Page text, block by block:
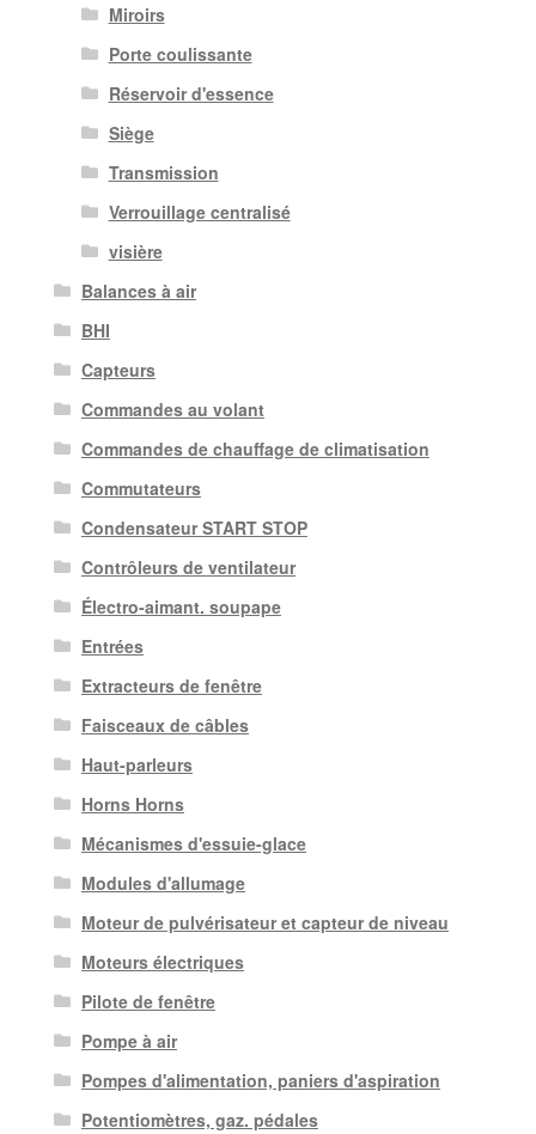
Miroirs
Porte coulissante
Réservoir d'essence
Siège
Transmission
Verrouillage centralisé
visière
Balances à air
BHI
Capteurs
Commandes au volant
Commandes de chauffage de climatisation
Commutateurs
Condensateur START STOP
Contrôleurs de ventilateur
Électro-aimant. soupape
Entrées
Extracteurs de fenêtre
Faisceaux de câbles
Haut-parleurs
Horns Horns
Mécanismes d'essuie-glace
Modules d'allumage
Moteur de pulvérisateur et capteur de niveau
Moteurs électriques
Pilote de fenêtre
Pompe à air
Pompes d'alimentation, paniers d'aspiration
Potentiomètres, gaz. pédales